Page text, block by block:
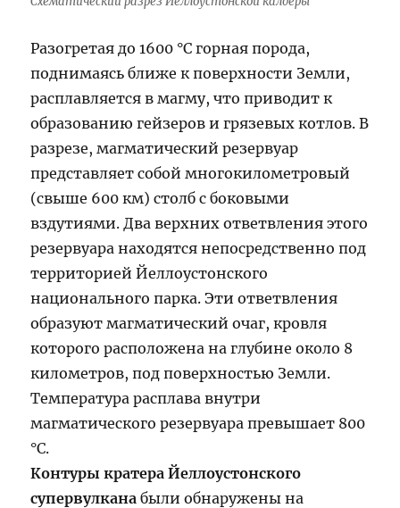
Разогретая до 1600 °C горная порода,
поднимаясь ближе к поверхности Земли,
расплавляется в магму, что приводит к
образованию гейзеров и грязевых котлов. В
разрезе, магматический резервуар
представляет собой многокилометровый
(свыше 600 км) столб с боковыми
вздутиями. Два верхних ответвления этого
резервуара находятся непосредственно под
территорией Йеллоустонского
национального парка. Эти ответвления
образуют магматический очаг, кровля
которого расположена на глубине около 8
километров, под поверхностью Земли.
Температура расплава внутри
магматического резервуара превышает 800
°C.
Контуры кратера Йеллоустонского
супервулкана были обнаружены на